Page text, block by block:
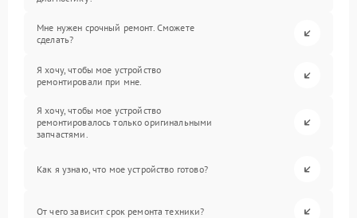
Мне нужен срочный ремонт. Сможете
сделать?
Я хочу, чтобы мое устройство
ремонтировали при мне.
Я хочу, чтобы мое устройство
ремонтировалось только оригинальными
запчастями.
Как я узнаю, что мое устройство готово?
От чего зависит срок ремонта техники?